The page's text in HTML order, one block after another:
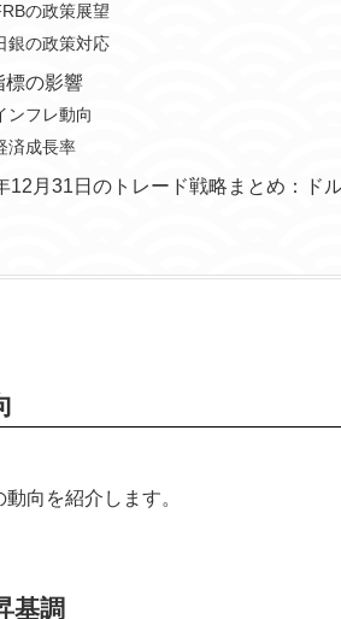
の政策展望
銀の政策対応
標の影響
ンフレ動向
済成長率
12月31日のトレード戦略まとめ：ド
向を紹介します。
基調